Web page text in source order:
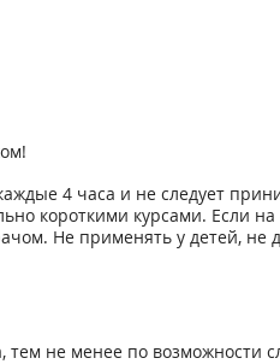
4 часа и не следует
короткими курсами. Если
Не применять у детей, не
не менее по возможности